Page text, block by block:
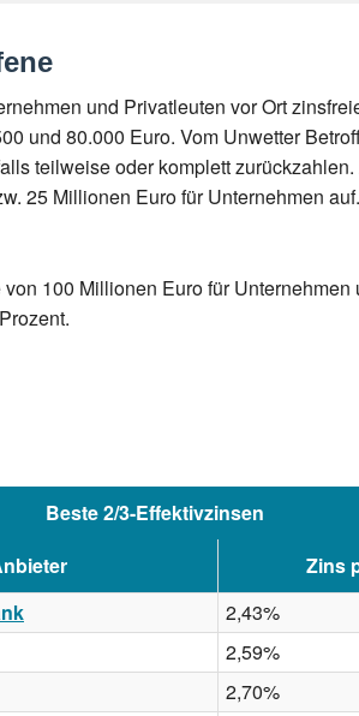
und Privatleuten vor Ort
und 80.000 Euro. Vom Unwetter
teilweise oder komplett
25 Millionen Euro für Unternehmen
100 Millionen Euro für Unternehmen
Beste 2/3-Effektivzinsen
Zins
2,43%
2,59%
2,70%